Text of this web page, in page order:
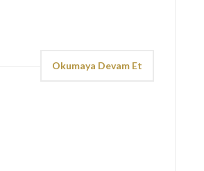
Okumaya Devam Et